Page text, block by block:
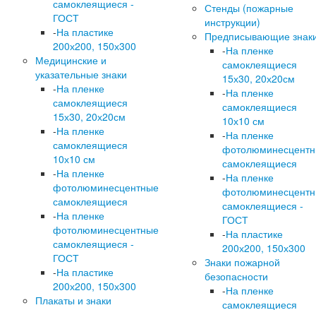
самоклеящиеся -
ГОСТ
-На пластике
200х200, 150х300
Медицинские и
указательные знаки
-На пленке
самоклеящиеся
15х30, 20х20см
-На пленке
самоклеящиеся
10х10 см
-На пленке
фотолюминесцентные
самоклеящиеся
-На пленке
фотолюминесцентные
самоклеящиеся -
ГОСТ
-На пластике
200х200, 150х300
Плакаты и знаки
Стенды (пожарные
инструкции)
Предписывающие
-На пленке
самоклеящиеся
15х30, 20х20см
-На пленке
самоклеящиеся
10х10 см
-На пленке
самоклеящиеся
-На пленке
самоклеящиеся -
ГОСТ
-На пластике
200х200, 150х300
Знаки пожарной
безопасности
-На пленке
самоклеящиеся